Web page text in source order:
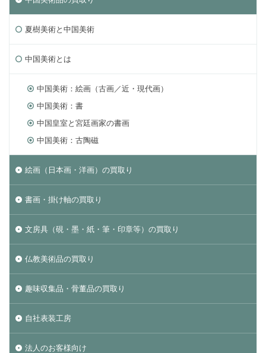
夏樹美術と中国美術
中国美術とは
中国美術：絵画（古画／近・現代画）
中国美術：書
中国皇室と宮廷画家の書画
中国美術：古陶磁
絵画（日本画・洋画）の買取り
書画・掛け軸の買取り
文房具（硯・墨・紙・筆・印章等）の買取り
仏教美術品の買取り
趣味収集品・骨董品の買取り
自社表装工房
法人のお客様向け